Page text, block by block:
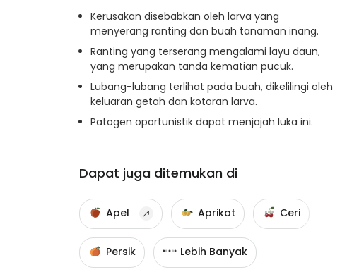
Kerusakan disebabkan oleh larva yang
menyerang ranting dan buah tanaman inang.
Ranting yang terserang mengalami layu daun,
yang merupakan tanda kematian pucuk.
Lubang-lubang terlihat pada buah, dikelilingi oleh
keluaran getah dan kotoran larva.
Patogen oportunistik dapat menjajah luka ini.
Dapat juga ditemukan di
Apel Aprikot Ceri
Persik Lebih Banyak